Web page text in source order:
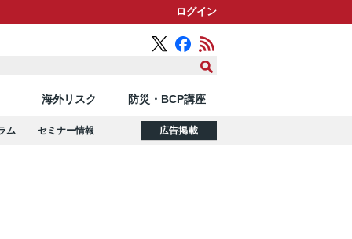
ログイン
海外リスク 防災・BCP講座
ム セミナー情報 広告掲載